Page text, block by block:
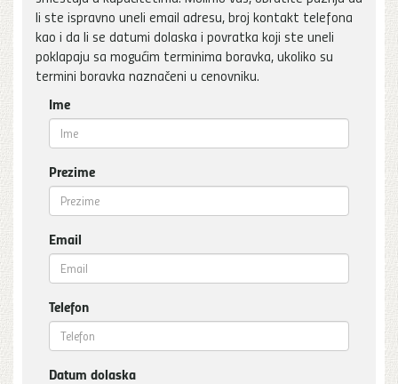
li ste ispravno uneli email adresu, broj kontakt telefona
kao i da li se datumi dolaska i povratka koji ste uneli
poklapaju sa mogućim terminima boravka, ukoliko su
termini boravka naznačeni u cenovniku.
Ime
Prezime
Email
Telefon
Datum dolaska